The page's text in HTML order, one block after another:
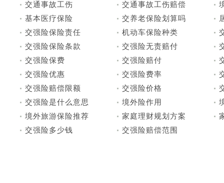
交通事故工伤
交通事故工伤赔偿
基本医疗保险
交养老保险划算吗
交强险保险责任
机动车保险种类
交强险保险条款
交强险无责赔付
交强险保费
交强险赔付
交强险优惠
交强险费率
交强险赔偿限额
交强险价格
交强险是什么意思
境外险作用
境外旅游保险推荐
家庭理财规划方案
交强险多少钱
交强险赔偿范围